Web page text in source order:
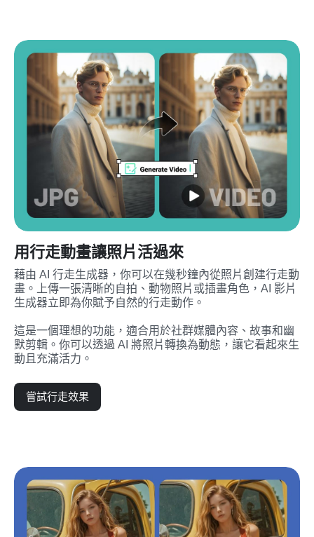
用行走動畫讓照片活過來
藉由 AI 行走生成器，你可以在幾秒鐘內從照片創建行走動
畫。上傳一張清晰的自拍、動物照片或插畫角色，AI 影片
生成器立即為你賦予自然的行走動作。
這是一個理想的功能，適合用於社群媒體內容、故事和幽
默剪輯。你可以透過 AI 將照片轉換為動態，讓它看起來生
動且充滿活力。
嘗試行走效果